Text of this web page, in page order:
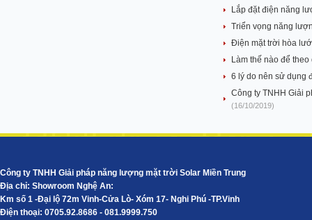
Lắp đặt điện năng
Triển vọng năng
Điện mặt trời hòa
Làm thế nào để
6 lý do nên sử dụng
Công ty TNHH Giải
(16/10/2019)
Công ty TNHH Giải pháp năng lượng mặt trời Solar Miền Trung
Địa chỉ: Showroom Nghệ An:
Km số 1 -Đại lộ 72m Vinh-Cửa Lò- Xóm 17- Nghi Phú -TP.Vinh
Điện thoại: 0705.92.8686 - 081.9999.750